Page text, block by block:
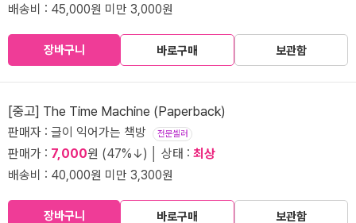
배송비 : 45,000원 미만 3,000원
장바구니 바로구매 보관함
[중고] The Time Machine (Paperback)
판매자 : 글이 익어가는 책방 전문셀러
판매가 : 7,000원 (47%↓) │ 상태 : 최상
배송비 : 40,000원 미만 3,300원
장바구니 바로구매 보관함